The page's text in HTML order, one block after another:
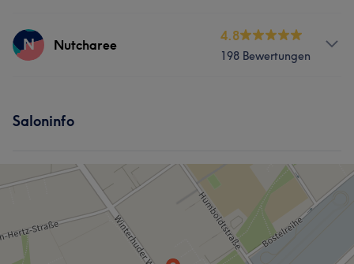
Was unsere Kunden über Ailadda sagen
Kompetent
Services
N Nutcharee
4.8
198 Bewertungen
Was unsere Kunden über Nutcharee sagen
Professionell 5 Aufmerksam
Saloninfo